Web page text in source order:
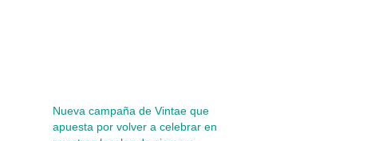
Nueva campaña de Vintae que
apuesta por volver a celebrar en